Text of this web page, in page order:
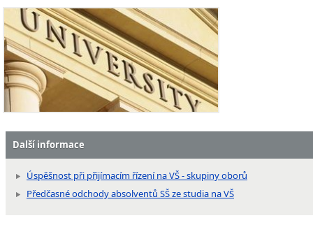
Další informace
Úspěšnost při přijímacím řízení na VŠ - skupiny oborů
Předčasné odchody absolventů SŠ ze studia na VŠ